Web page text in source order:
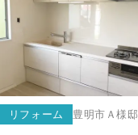
リフォーム 豊明市 Ａ様邸